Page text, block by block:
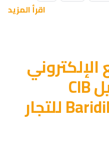
اقرأ المزيد
في الجزائر — دليل CIB
والداهبية وBaridiMob للتجار